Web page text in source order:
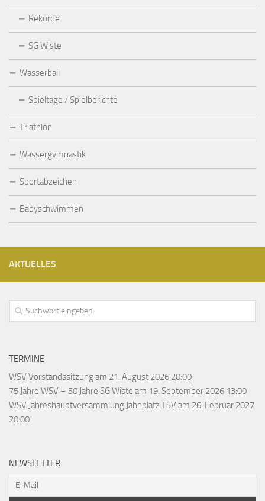
Rekorde
SG Wiste
Wasserball
Spieltage / Spielberichte
Triathlon
Wassergymnastik
Sportabzeichen
Babyschwimmen
AKTUELLES
TERMINE
WSV Vorstandssitzungam 21. August 2026 20:00
75 Jahre WSV – 50 Jahre SG Wiste am 19. September 2026 13:00
WSV Jahreshauptversammlung Jahnplatz TSV am 26. Februar 2027
20:00
NEWSLETTER